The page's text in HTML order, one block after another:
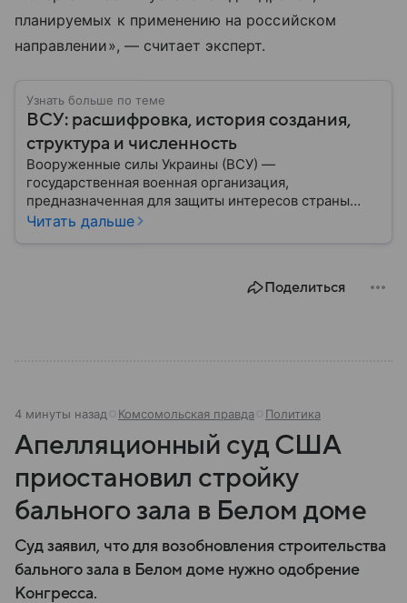
планируемых к применению на российском
направлении», — считает эксперт.
Узнать больше по теме
ВСУ: расшифровка, история создания,
структура и численность
Вооруженные силы Украины (ВСУ) —
государственная военная организация,
предназначенная для защиты интересов страны
военным путем. Была создана после
Читать дальше
Поделиться
4 минуты назад Комсомольская правда Политика
Апелляционный суд США
приостановил стройку
бального зала в Белом доме
Суд заявил, что для возобновления строительства
бального зала в Белом доме нужно одобрение
Конгресса.